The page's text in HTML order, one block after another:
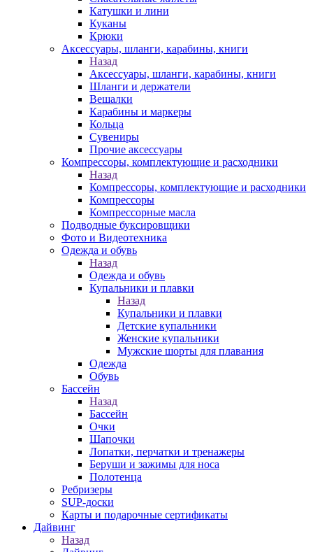
Катушки и лини
Куканы
Крюки
Аксессуары, шланги, карабины, книги
Назад
Аксессуары, шланги, карабины, книги
Шланги и держатели
Вешалки
Карабины и маркеры
Кольца
Сувениры
Прочие аксессуары
Компрессоры, комплектующие и расходники
Назад
Компрессоры, комплектующие и расходники
Компрессоры
Компрессорные масла
Подводные буксировщики
Фото и Видеотехника
Одежда и обувь
Назад
Одежда и обувь
Купальники и плавки
Назад
Купальники и плавки
Детские купальники
Женские купальники
Мужские шорты для плавания
Одежда
Обувь
Бассейн
Назад
Бассейн
Очки
Шапочки
Лопатки, перчатки и тренажеры
Беруши и зажимы для носа
Полотенца
Ребризеры
SUP-доски
Карты и подарочные сертификаты
Дайвинг
Назад